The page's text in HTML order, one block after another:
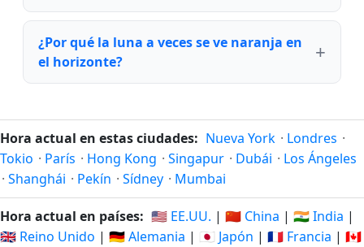
¿Por qué la luna a veces se ve naranja en
el horizonte?
Hora actual en estas ciudades: Nueva York · Londres ·
Tokio · París · Hong Kong · Singapur · Dubái · Los Ángeles
· Shanghái · Pekín · Sídney · Mumbai
Hora actual en países: 🇺🇸 EE.UU. | 🇨🇳 China | 🇮🇳 India |
🇬🇧 Reino Unido | 🇩🇪 Alemania | 🇯🇵 Japón | 🇫🇷 Francia | 🇨🇦